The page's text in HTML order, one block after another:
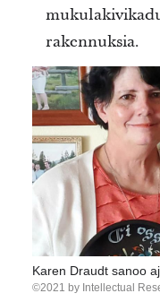
rakennuksia.
Karen Draudt sanoo
2021 by Intellectual